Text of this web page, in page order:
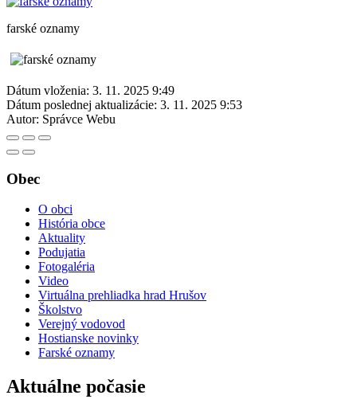
farské oznamy
Dátum vloženia: 3. 11. 2025 9:49
Dátum poslednej aktualizácie: 3. 11. 2025 9:53
Autor: Správce Webu
Obec
O obci
História obce
Aktuality
Podujatia
Fotogaléria
Video
Virtuálna prehliadka hrad Hrušov
Školstvo
Verejný vodovod
Hostianske novinky
Farské oznamy
Aktuálne počasie